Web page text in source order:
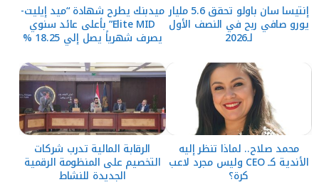
إنتيسا سان باولو تحقق 5.6 مليار
يورو صافي ربح في النصف الأول
لـ2026
ميدبنك يطرح شهادة “ميد إيليت-
Elite MID” بأعلى عائد سنوي
يصرف شهرياً يصل إلي 18.25 %
محمد صلاح.. لماذا تنظر إليه
الأندية كـ CEO وليس مجرد لاعب
كرة؟
الرقابة المالية تدرب شركات
التخصيم على المنظومة الرقمية
الجديدة للنشاط